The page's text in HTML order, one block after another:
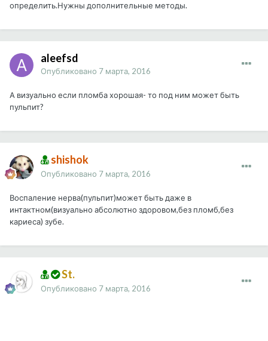
определить.Нужны дополнительные методы.
aleefsd
Опубликовано 7 марта, 2016
А визуально если пломба хорошая- то под ним может быть
пульпит?
shishok
Опубликовано 7 марта, 2016
Воспаление нерва(пульпит)может быть даже в
интактном(визуально абсолютно здоровом,без пломб,без
кариеса) зубе.
St.
Опубликовано 7 марта, 2016